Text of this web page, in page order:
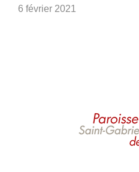
6 février 2021